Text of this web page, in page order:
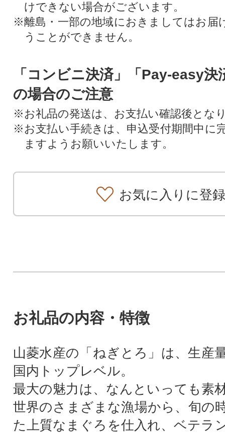
けできない場合がございます。
※離島・一部の地域におきましてはお届
うことができません。
「コンビニ決済」「Pay-easy決
の場合のご注意
※お礼品の発送は、お支払い確認後とな
※お支払い手続きは、申込受付期間中に
ますようお願いいたします。
お気に入りに登録
お礼品の内容・特徴
山菱水産の「ねぎとろ」は、生産
国内トップレベル。
最大の魅力は、なんといっても素
世界のさまざまな漁場から、旬の
た上質なまぐろを仕入れ、ベテラ